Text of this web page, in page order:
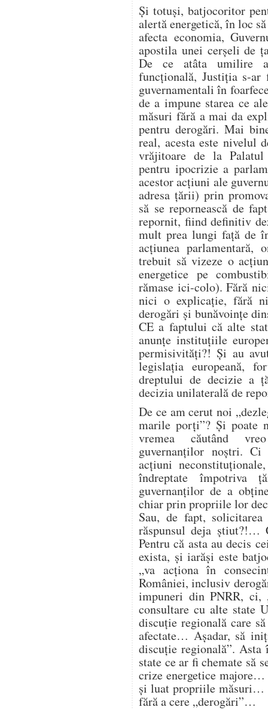
Și totuși, batjocoritor
alertă energetică, în loc
afecta economia,
apostila unei cerșeli de
De ce atâta umilire
funcțională, Justiția s-
guvernamentali în
de a impune starea ce
măsuri fără a mai da
pentru derogări. Mai
real, acesta este nivelul
vrăjitoare de la
pentru ipocrizie a
acestor acțiuni ale
adresa țării) prin
să se repornească de
repornit, fiind definitiv
mult prea lungi față de
acțiunea
trebuit să vizeze o
energetice pe
rămase ici-colo). Fără
nici o explicație, fără
derogări și bunăvoințe
CE a faptului că alte
anunțe instituțiile
permisivități?! Și au
legislația europeană,
dreptului de decizie a
decizia unilaterală de
De ce am cerut noi
marile porți”? Și poate
vremea căutând
guvernanților noștri.
acțiuni
îndreptate împotriva
guvernanților de a
chiar prin propriile lor
Sau, de fapt,
răspunsul deja știut?!…
Pentru că asta au decis
exista, și iarăși este
„va acționa în
României, inclusiv
impuneri din PNRR, ci,
consultare cu alte state
discuție regională care
afectate… Așadar, să
discuție regională”.
state ce ar fi chemate să
crize energetice
și luat propriile măsuri…
fără a cere „derogări”…